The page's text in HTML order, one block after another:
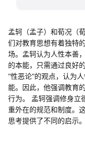
孟轲（孟子）和荀况（
们对教育思想有着独特
场。孟轲认为人性本善
的本能，只需通过良好
“性恶论”的观点，认为
能。因此，他强调教育
行为。 孟轲强调修身立
重外在的规范和制度。
思考提供了不同的启示。